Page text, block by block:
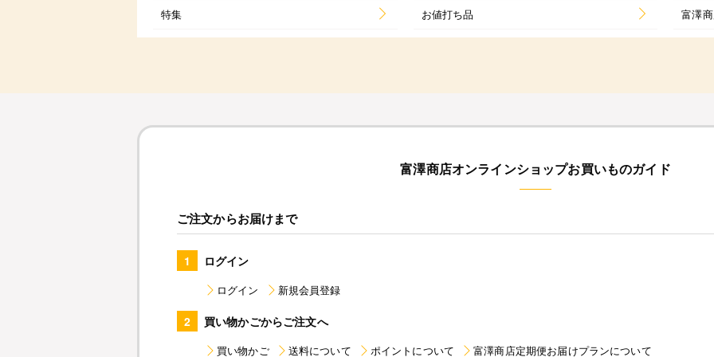
特集
お値打ち品 富澤
富澤商店オンラインショップお買いものガイド
ご注文からお届けまで
1 ログイン
ログイン 新規会員登録
2 買い物かごからご注文へ
買い物かご 送料について ポイントについて 富澤商店定期便お届けプランについて